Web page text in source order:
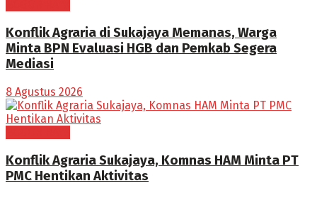
Konflik Agraria di Sukajaya Memanas, Warga
Minta BPN Evaluasi HGB dan Pemkab Segera
Mediasi
8 Agustus 2026
Konflik Agraria Sukajaya, Komnas HAM Minta PT
PMC Hentikan Aktivitas